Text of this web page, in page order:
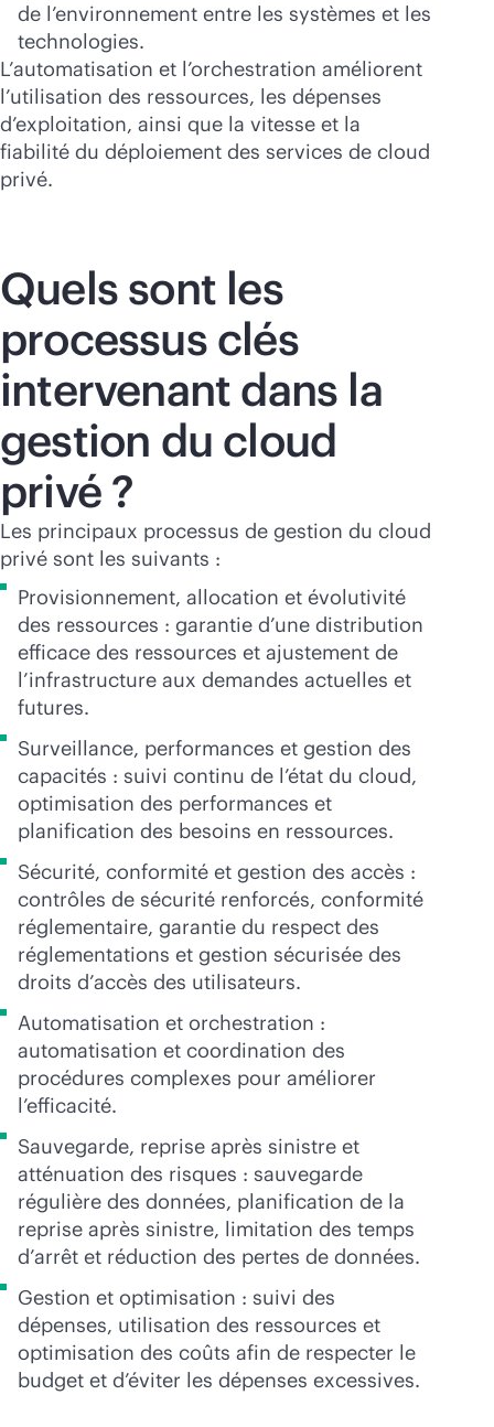
de l’environnement entre les systèmes et les
technologies.
L’automatisation et l’orchestration améliorent
l’utilisation des ressources, les dépenses
d’exploitation, ainsi que la vitesse et la
fiabilité du déploiement des services de cloud
privé.
Quels sont les
processus clés
intervenant dans la
gestion du cloud
privé ?
Les principaux processus de gestion du cloud
privé sont les suivants :
Provisionnement, allocation et évolutivité
des ressources : garantie d’une distribution
efficace des ressources et ajustement de
l’infrastructure aux demandes actuelles et
futures.
Surveillance, performances et gestion des
capacités : suivi continu de l’état du cloud,
optimisation des performances et
planification des besoins en ressources.
Sécurité, conformité et gestion des accès :
contrôles de sécurité renforcés, conformité
réglementaire, garantie du respect des
réglementations et gestion sécurisée des
droits d’accès des utilisateurs.
Automatisation et orchestration :
automatisation et coordination des
procédures complexes pour améliorer
l’efficacité.
Sauvegarde, reprise après sinistre et
atténuation des risques : sauvegarde
régulière des données, planification de la
reprise après sinistre, limitation des temps
d’arrêt et réduction des pertes de données.
Gestion et optimisation : suivi des
dépenses, utilisation des ressources et
optimisation des coûts afin de respecter le
budget et d’éviter les dépenses excessives.